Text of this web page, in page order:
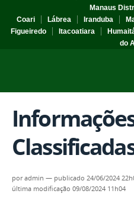
Manaus
Coari
Lábrea Iranduba
Figueiredo
Itacoatiara
do
poradmin — publicado 24/06/2024
última modificação 09/08/2024 11h04